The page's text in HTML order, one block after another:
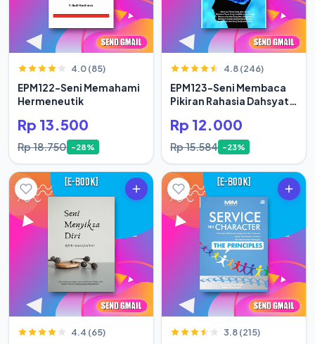
4.0 (85)
EPM122-Seni Memahami
Hermeneutik
Rp 13.500
Rp 18.750 -28%
4.8 (246)
EPM123-Seni Membaca
Pikiran Rahasia Dahsyat
Rp 12.000
Rp 15.584 -23%
4.4 (65) 3.8 (215)